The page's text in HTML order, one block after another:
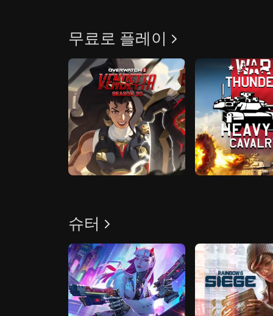
무료로 플레이
슈터